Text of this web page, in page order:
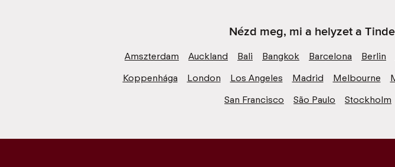
Nézd meg, mi a helyzet a
Amszterdam Auckland Bali Bangkok Barcelona Berlin
Koppenhága
London Los Angeles Madrid Melbourne
San Francisco
São Paulo Stockholm